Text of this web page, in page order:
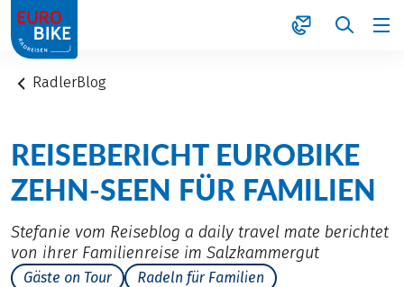
1
RadlerBlog
REISEBERICHT EUROBIKE
ZEHN-SEEN FÜR FAMILIEN
Stefanie vom Reiseblog a daily travel mate berichtet
von ihrer Familienreise im Salzkammergut
Gäste on Tour Radeln für Familien